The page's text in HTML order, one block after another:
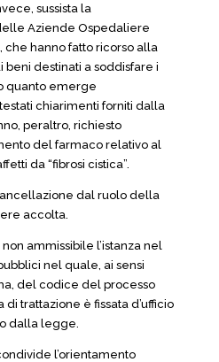
sussista la
Aziende Ospedaliere
che hanno fatto ricorso alla
beni destinati a soddisfare i
quanto emerge
chiarimenti forniti dalla
peraltro, richiesto
del farmaco relativo al
da “fibrosi cistica”.
dal ruolo della
accolta.
ammissibile l’istanza nel
nel quale, ai sensi
del codice del processo
di trattazione è fissata d’ufficio
dalla legge.
l’orientamento